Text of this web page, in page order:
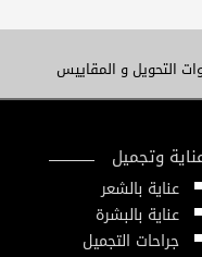
التحويل و المقاييس
وتجميل
عناية بالشعر
عناية بالبشرة
جراحات التجميل